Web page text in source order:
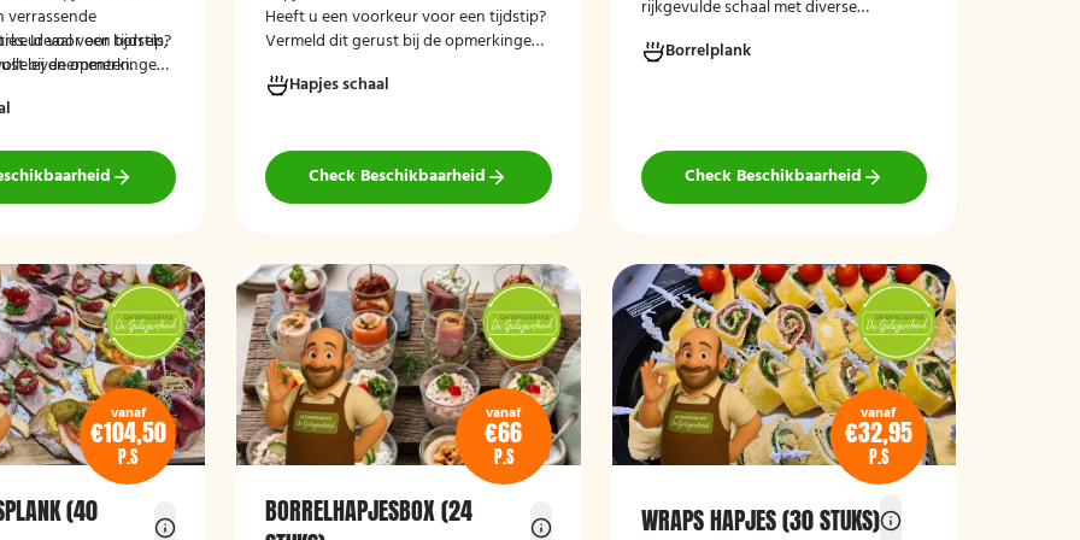
verrassende
Ideaal voor borrels,
evenementen.
voor een tijdstip?
bij de opmerkingen
Heeft u een voorkeur voor een tijdstip?
Vermeld dit gerust bij de opmerkingen
Hapjes schaal
Check Beschikbaarheid
rijkgevulde schaal met diverse
ideaal voor feestjes, recepties,
lekkernijen die direct klaar zijn om te
serveren en geschikt zijn voor gasten
die bewust of volledig vegetarisch
Borrelplank
Check Beschikbaarheid
vanaf
€104,50
P.S
(40
vanaf
€66
P.S
BORRELHAPJESBOX (24
vanaf
€32,95
P.S
WRAPS HAPJES (30 STUKS)